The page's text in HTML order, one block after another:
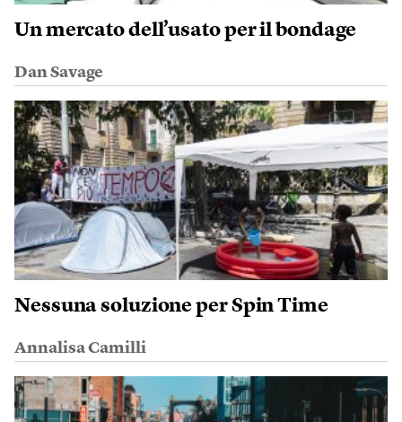
Un mercato dell’usato per il bondage
Dan Savage
Nessuna soluzione per Spin Time
Annalisa Camilli